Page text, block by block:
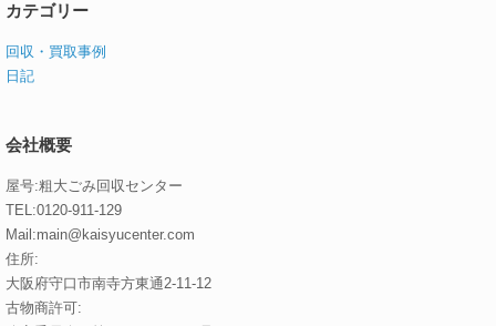
カテゴリー
回収・買取事例
日記
会社概要
屋号:粗大ごみ回収センター
TEL:0120-911-129
Mail:main@kaisyucenter.com
住所:
大阪府守口市南寺方東通2-11-12
古物商許可: